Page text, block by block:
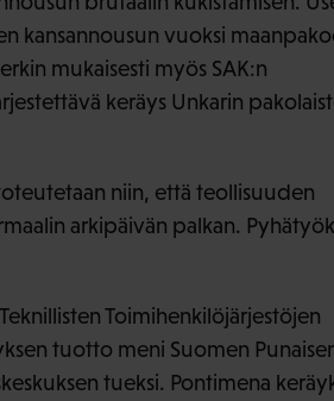
kansannousun vuoksi
mukaisesti myös SAK:n
keräys Unkarin
niin, että teollisuuden
arkipäivän palkan.
Toimihenkilöjärjestöjen
tuotto meni Suomen
tueksi. Pontimena